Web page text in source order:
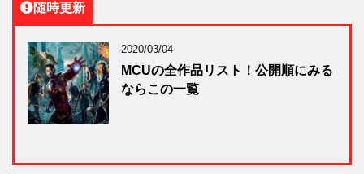
随時更新
2020/03/04
MCUの全作品リスト！公開順にみる
ならこの一覧